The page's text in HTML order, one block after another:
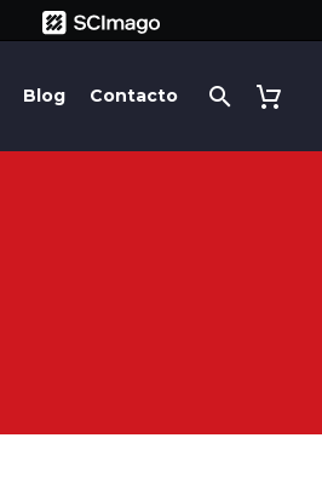
Blog Contacto